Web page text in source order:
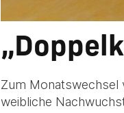
Zum Monatswechsel
weibliche